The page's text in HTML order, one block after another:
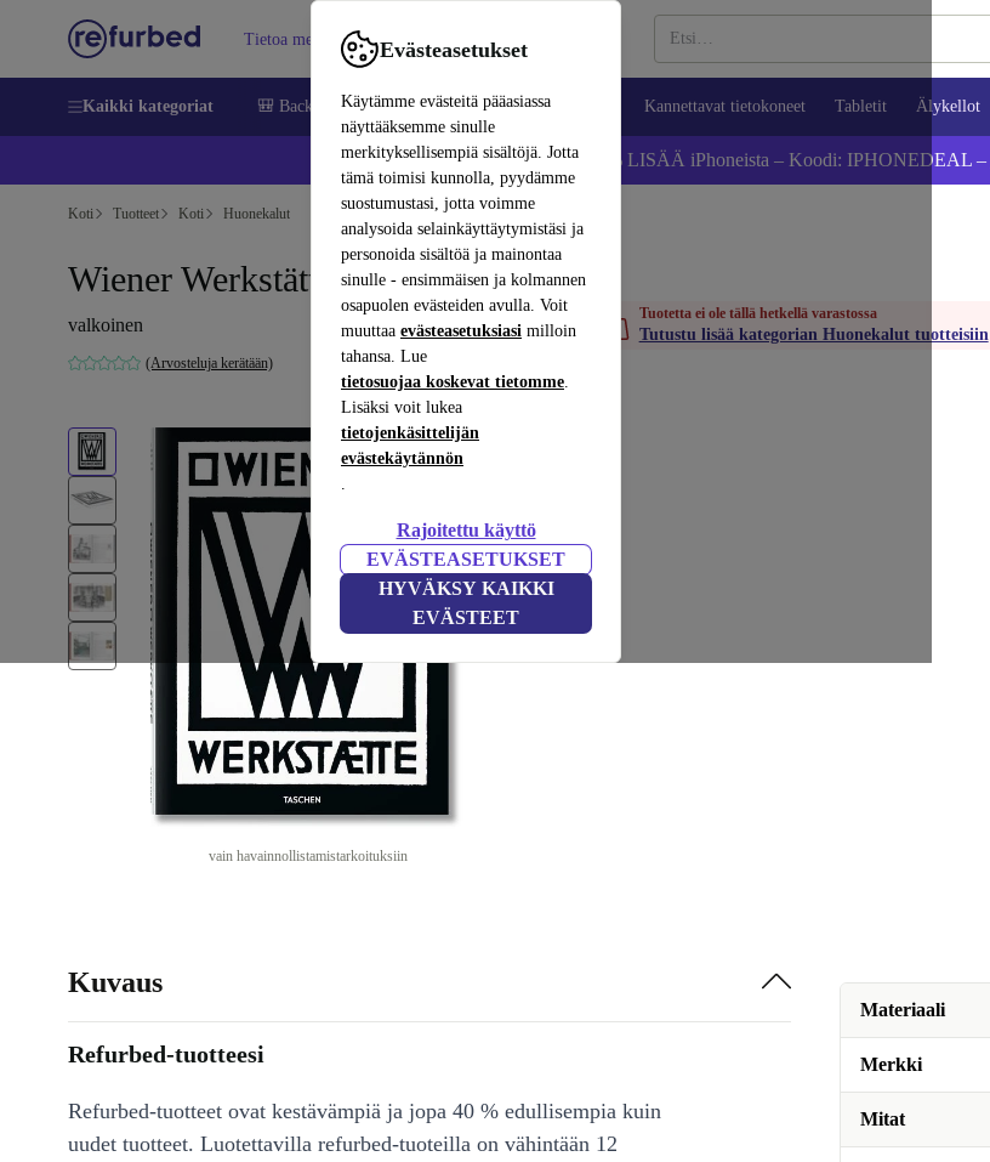
Evästeasetukset
Käytämme evästeitä pääasiassa
näyttääksemme sinulle
merkityksellisempiä sisältöjä. Jotta
tämä toimisi kunnolla, pyydämme
suostumustasi, jotta voimme
analysoida selainkäyttäytymistäsi ja
personoida sisältöä ja mainontaa
sinulle - ensimmäisen ja kolmannen
osapuolen evästeiden avulla. Voit
muuttaa evästeasetuksiasi milloin
tahansa. Lue
tietosuojaa koskevat tietomme.
Lisäksi voit lukea
tietojenkäsittelijän
evästekäytännön
.
Rajoitettu käyttö
EVÄSTEASETUKSET
HYVÄKSY KAIKKI
EVÄSTEET
Tietoa meistä Myy Apua
Kaikki kategoriat 🎒 Back to school Matkapuhelimet ja älypuhelimet Kannettavat tietokoneet Tabletit Älykellot
📱 Säästä 5 % LISÄÄ iPhoneista – Koodi: IPHONEDEAL –
Koti Tuotteet Koti Huonekalut
Wiener Werkstätte
valkoinen
(Arvosteluja kerätään)
vain havainnollistamistarkoituksiin
Tuotetta ei ole tällä hetkellä varastossa
Tutustu lisää kategorian Huonekalut tuotteisiin
Materiaali
Merkki
Mitat
Kuvaus
Refurbed-tuotteesi
Refurbed-tuotteet ovat kestävämpiä ja jopa 40 % edullisempia kuin
uudet tuotteet. Luotettavilla refurbed-tuoteilla on vähintään 12